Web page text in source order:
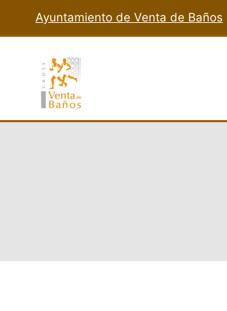
Ayuntamiento de Venta de Baños